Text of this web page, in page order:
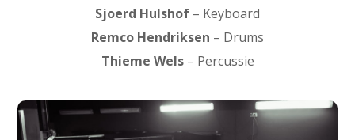
Sjoerd Hulshof – Keyboard
Remco Hendriksen – Drums
Thieme Wels– Percussie